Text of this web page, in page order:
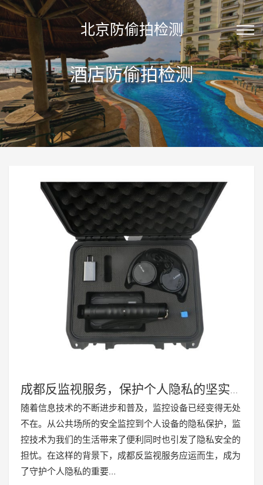
北京防偷拍检测
酒店防偷拍检测
成都反监视服务，保护个人隐私的坚实屏
障
随着信息技术的不断进步和普及，监控设备已经变得无处
不在。从公共场所的安全监控到个人设备的隐私保护，监
控技术为我们的生活带来了便利同时也引发了隐私安全的
担忧。在这样的背景下，成都反监视服务应运而生，成为
了守护个人隐私的重要…